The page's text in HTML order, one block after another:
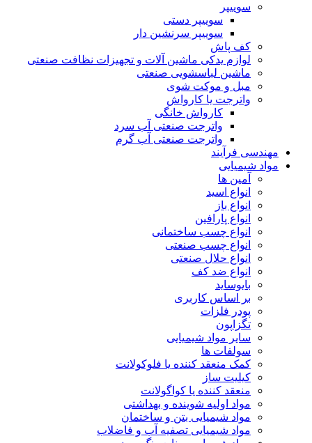
سوییپر
سوییپر دستی
سوییپر سرنشین دار
کف پاش
لوازم یدکی ماشین آلات و تجهیزات نظافت صنعتی
ماشین لباسشویی صنعتی
مبل و موکت شوی
واترجت یا کارواش
کارواش خانگی
واترجت صنعتی آب سرد
واترجت صنعتی آب گرم
مهندسی فرآیند
مواد شیمیایی
آمین ها
انواع اسید
انواع باز
انواع پارافین
انواع چسب ساختمانی
انواع چسب صنعتی
انواع حلال صنعتی
انواع ضد کف
بایوساید
بر اساس کاربری
پودر فلزات
تگزاپون
سایر مواد شیمیایی
سولفات ها
کمک منعقد کننده یا فلوکولانت
کیلیت ساز
منعقد کننده یا کواگولانت
مواد اولیه شوینده و بهداشتی
مواد شیمیایی بتن و ساختمان
مواد شیمیایی تصفیه آب و فاضلاب